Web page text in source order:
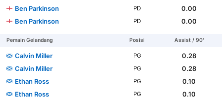
Ben Parkinson
PD
0.00
Ben Parkinson
PD 0.00
Pemain Gelandang Posisi Assist / 90'
Calvin Miller PG
0.28
Calvin Miller
PG
0.28
Ethan Ross
PG
0.10
Ethan Ross
PG
0.10